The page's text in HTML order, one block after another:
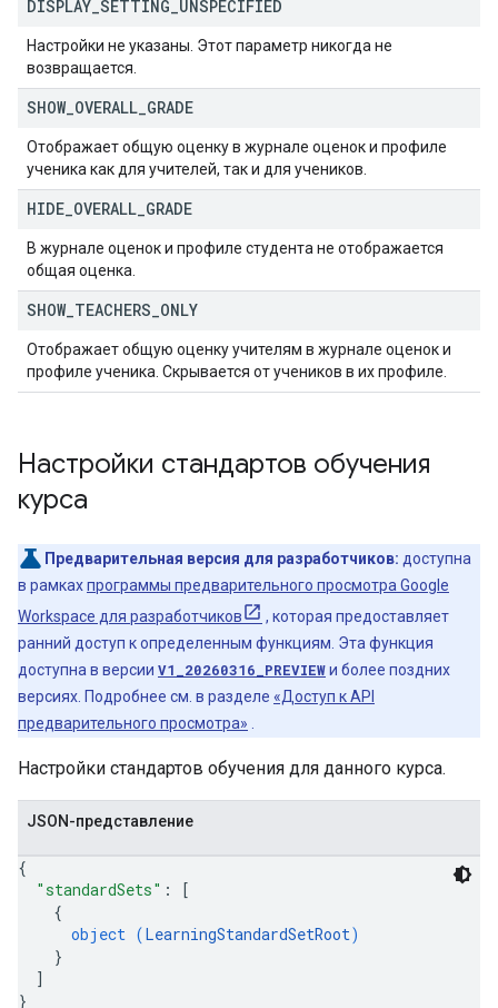
DISPLAY SETTING UNSPECIFIED
Настройки не указаны. Этот параметр никогда не
возвращается.
SHOW_ OVERALL GRADE
Отображает общую оценку в журнале оценок и профиле
ученика как для учителей, так и для учеников.
HIDE OVERALL GRADE
В журнале оценок и профиле студента не отображается
общая оценка.
SHOW_ TEACHERS ONLY
Отображает общую оценку учителям в журнале оценок и
профиле ученика. Скрывается от учеников в их профиле.
Настройки стандартов обучения
курса
Предварительная версия для разработчиков: доступна
в рамкахпрограммы предварительного просмотра Google
Workspace для разработчиков
, которая предоставляет
ранний доступ к определенным функциям. Эта функция
доступна в версии V1_20260316_PREVIEWи более поздних
версиях. Подробнее см. в разделе «Доступ к API
предварительного просмотра»
Настройки стандартов обучения для данного курса.
JSON-представление
{
"standardSets" :
[
{
object (LearningStandardSetRoot)
}
]
}